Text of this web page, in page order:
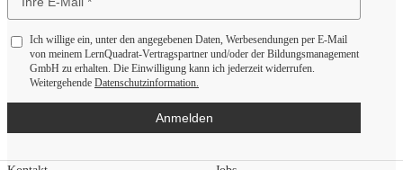
Ich willige ein, unter den angegebenen Daten, Werbesendungen per E-Mail
von meinem LernQuadrat-Vertragspartner und/oder der Bildungsmanagement
GmbH zu erhalten. Die Einwilligung kann ich jederzeit widerrufen.
Weitergehende Datenschutzinformation.
Anmelden